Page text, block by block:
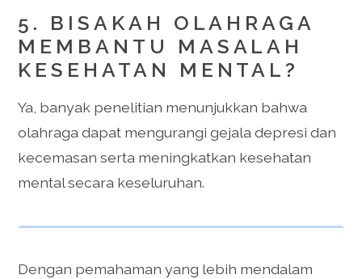
5. BISAKAH OLAHRAGA
MEMBANTU MASALAH
KESEHATAN MENTAL?
Ya, banyak penelitian menunjukkan bahwa
olahraga dapat mengurangi gejala depresi dan
kecemasan serta meningkatkan kesehatan
mental secara keseluruhan.
Dengan pemahaman yang lebih mendalam